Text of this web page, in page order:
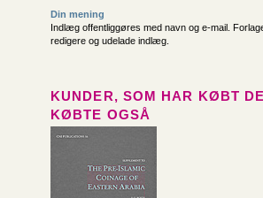
Din mening
Indlæg offentliggøres med navn og e-mail.
redigere og udelade indlæg.
KUNDER, SOM HAR KØBT
KØBTE OGSÅ